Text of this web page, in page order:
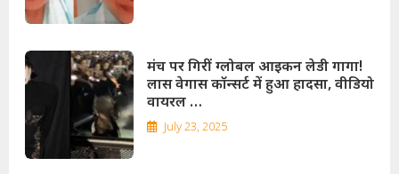
मंच पर गिरीं ग्लोबल आइकन लेडी गागा!
लास वेगास कॉन्सर्ट में हुआ हादसा, वीडियो
वायरल …
July 23, 2025